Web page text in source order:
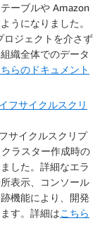
ーブルや Amazon
うになりました。
ロジェクトを介さず
織全体でのデータ
らのドキュメント
フサイクルスクリ
サイクルスクリプ
ラスター作成時の
した。詳細なエラ
表示、コンソール
機能により、開発
す。詳細はこちら